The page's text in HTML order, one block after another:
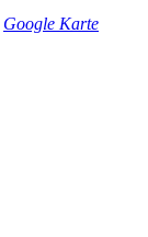
Google Karte